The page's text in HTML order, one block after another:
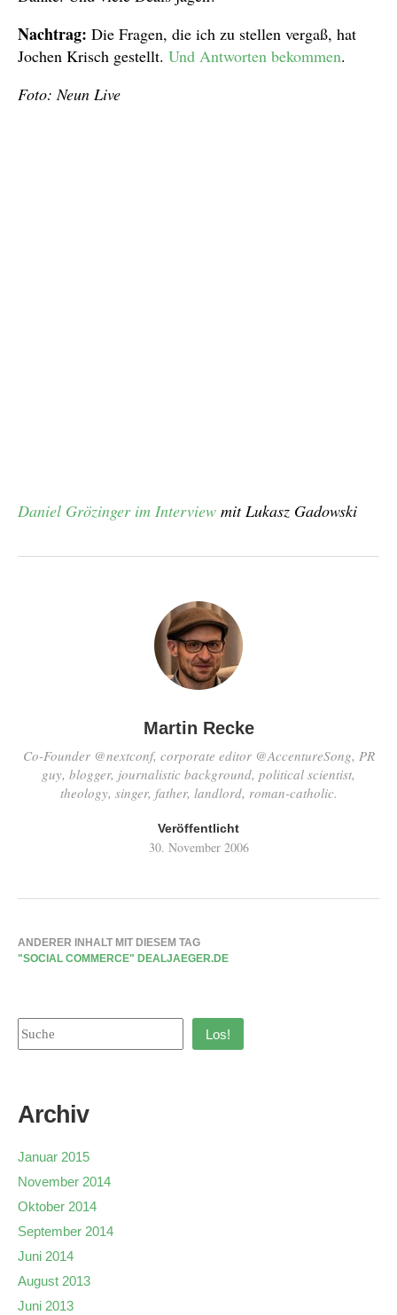
Nachtrag: Die Fragen, die ich zu stellen vergaß, hat
Jochen Krisch gestellt. Und Antworten bekommen.
Foto: Neun Live
Daniel Grözinger im Interview mit Lukasz Gadowski
Martin Recke
Co-Founder @nextconf, corporate editor @AccentureSong, PR
guy, blogger, journalistic background, political scientist,
theology, singer, father, landlord, roman-catholic.
Veröffentlicht
30. November 2006
ANDERER INHALT MIT DIESEM TAG
"SOCIAL COMMERCE" DEALJAEGER.DE
Los!
Archiv
Januar 2015
November 2014
Oktober 2014
September 2014
Juni 2014
August 2013
Juni 2013